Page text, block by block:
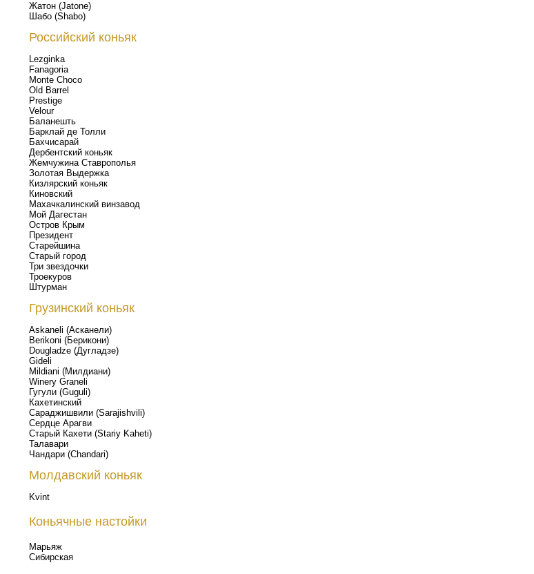
Жатон (Jatone)
Шабо (Shabo)
Российский коньяк
Lezginka
Fanagoria
Monte Choco
Old Barrel
Prestige
Velour
Баланешть
Барклай де Толли
Бахчисарай
Дербентский коньяк
Жемчужина Ставрополья
Золотая Выдержка
Кизлярский коньяк
Киновский
Махачкалинский винзавод
Мой Дагестан
Остров Крым
Президент
Старейшина
Старый город
Три звездочки
Троекуров
Штурман
Грузинский коньяк
Askaneli (Асканели)
Berikoni (Берикони)
Dougladze (Дугладзе)
Gideli
Mildiani (Милдиани)
Winery Graneli
Гугули (Guguli)
Кахетинский
Сараджишвили (Sarajishvili)
Сердце Арагви
Старый Кахети (Stariy Kaheti)
Талавари
Чандари (Chandari)
Молдавский коньяк
Kvint
Коньячные настойки
Марьяж
Сибирская